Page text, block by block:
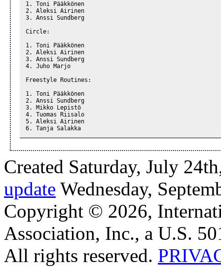
1. Toni Pääkkönen
2. Aleksi Airinen
3. Anssi Sundberg
Circle:
1. Toni Pääkkönen
2. Aleksi Airinen
3. Anssi Sundberg
4. Juho Marjo
Freestyle Routines:
1. Toni Pääkkönen
2. Anssi Sundberg
3. Mikko Lepistö
4. Tuomas Riisalo
5. Aleksi Airinen
6. Tanja Salakka
Created Saturday, July
update Wednesday,
Copyright © 2026,
Association, Inc., a U.S.
All rights reserved.